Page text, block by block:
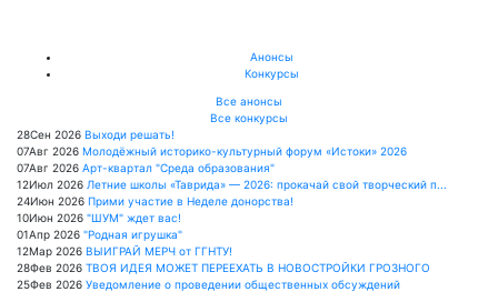
Анонсы
Конкурсы
Все анонсы
Все конкурсы
28Сен 2026 Выходи решать!
07Авг 2026 Молодёжный историко-культурный форум «Истоки» 2026
07Авг 2026 Арт-квартал "Среда образования"
12Июл 2026 Летние школы «Таврида» — 2026: прокачай свой творческий п...
24Июн 2026 Прими участие в Неделе донорства!
10Июн 2026 "ШУМ" ждет вас!
01Апр 2026 "Родная игрушка"
12Мар 2026 ВЫИГРАЙ МЕРЧ от ГГНТУ!
28Фев 2026 ТВОЯ ИДЕЯ МОЖЕТ ПЕРЕЕХАТЬ В НОВОСТРОЙКИ ГРОЗНОГО
25Фев 2026 Уведомление о проведении общественных обсуждений